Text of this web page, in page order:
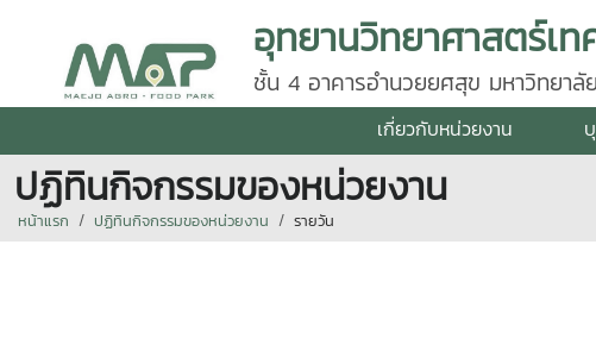
ชั้น 4 อาคารอำนวยยศสุข มหาวิทยา
โทร 0 5387 5635, 081 883 2696
เกี่ยวกับหน่วยงาน
ปฏิทินกิจกรรมของหน่วยงาน
หน้าแรก ปฏิทินกิจกรรมของหน่วยงาน รายวัน